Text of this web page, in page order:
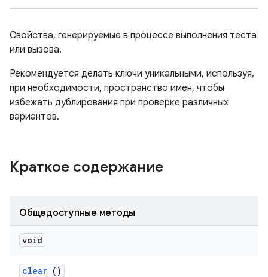
Свойства, генерируемые в процессе выполнения теста
или вызова.
Рекомендуется делать ключи уникальными, используя,
при необходимости, пространство имен, чтобы
избежать дублирования при проверке различных
вариантов.
Краткое содержание
Общедоступные методы
void
clear ()